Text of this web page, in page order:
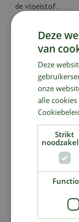
de vloeistof.
3. Ergonomisch
ontworpen voor
prettig in de
bedienen.
praktische
meenemen
4. Duurzaam en
hoogwaardige
en een lange
Deze
van
Deze
onze
alle
Strikt